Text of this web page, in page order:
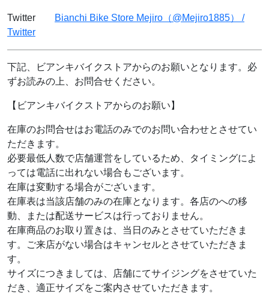
Twitter
Bianchi Bike Store Mejiro（@Mejiro1885） /
Twitter
下記、ビアンキバイクストアからのお願いとなります。必
ずお読みの上、お問合せください。
【ビアンキバイクストアからのお願い】
在庫のお問合せはお電話のみでのお問い合わせとさせてい
ただきます。
必要最低人数で店舗運営をしているため、タイミングによ
っては電話に出れない場合もございます。
在庫は変動する場合がございます。
在庫表は当該店舗のみの在庫となります。各店のへの移
動、または配送サービスは行っておりません。
在庫商品のお取り置きは、当日のみとさせていただきま
す。ご来店がない場合はキャンセルとさせていただきま
す。
サイズにつきましては、店舗にてサイジングをさせていた
だき、適正サイズをご案内させていただきます。